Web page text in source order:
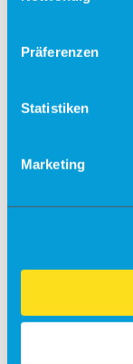
Präferenzen
Statistiken
Marketing
Partner und
Stellenangebote
Zahlen, Daten
Lärmschutz
Presse